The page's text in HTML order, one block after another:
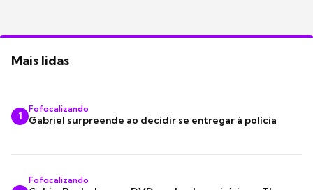
Mais lidas
1
Fofocalizando
Gabriel surpreende ao decidir se entregar à polícia
Fofocalizando